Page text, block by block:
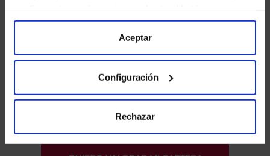
“Configuración”. Consulta nuestraPolítica
para más información.
Aceptar
Configuración
Rechazar
la política de privacidad
y consiento el
tratamiento de mis datos personales.